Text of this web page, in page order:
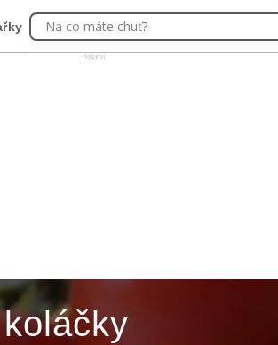
Reklama
Na co máte chuť?